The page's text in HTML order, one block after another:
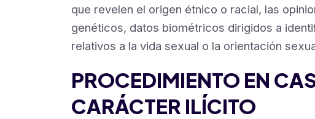
que revelen el origen étnico o racial, las
genéticos, datos biométricos dirigidos a
relativos a la vida sexual o la orientación
PROCEDIMIENTO EN
CARÁCTER ILÍCITO